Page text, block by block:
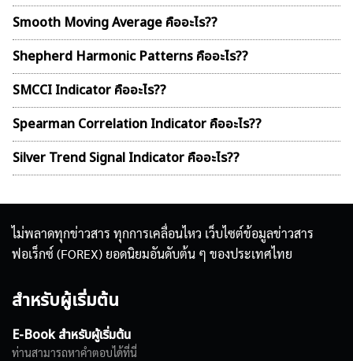
Smooth Moving Average คืออะไร??
Shepherd Harmonic Patterns คืออะไร??
SMCCI Indicator คืออะไร??
Spearman Correlation Indicator คืออะไร??
Silver Trend Signal Indicator คืออะไร??
ไม่พลาดทุกข่าวสาร ทุกการเคลื่อนไหว เว็บไซต์ข้อมูลข่าวสาร
ฟอเร็กซ์ (FOREX) ยอดนิยมอันดับต้น ๆ ของประเทศไทย
สำหรับผู้เริ่มต้น
E-Book สำหรับผู้เริ่มต้น
ท่านสามารถหาคำตอบได้ที่นี่